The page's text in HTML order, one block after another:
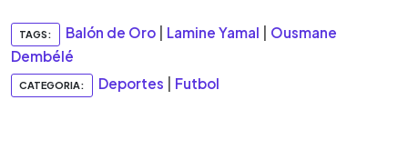
TAGS: Balón de Oro Lamine Yamal
Ousmane
Dembélé
CATEGORIA: Deportes Futbol